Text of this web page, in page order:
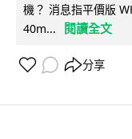
機？ 消息指平價版
40m...
閱讀全文
分享